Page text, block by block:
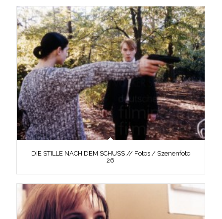
DIE STILLE NACH DEM SCHUSS // Fotos / Szenenfoto
26